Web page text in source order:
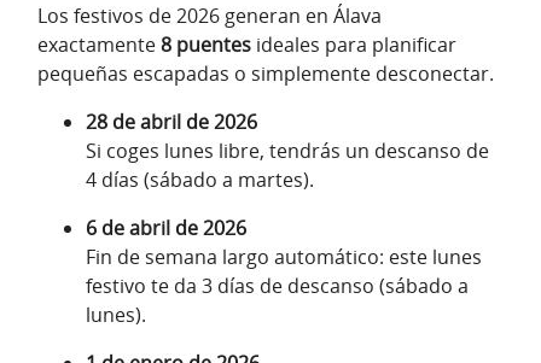
Los festivos de 2026 generan en Álava
exactamente8 puentes ideales para planificar
pequeñas escapadas o simplemente desconectar.
28 de abril de 2026
Si coges lunes libre, tendrás un descanso de
4 días (sábado a martes).
6 de abril de 2026
Fin de semana largo automático: este lunes
festivo te da 3 días de descanso (sábado a
lunes).